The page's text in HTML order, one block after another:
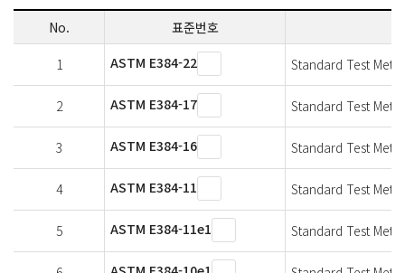
No. 표준번호
1 ASTM E384-22 Standard Test
2 ASTM E384-17 Standard Test
3 ASTM E384-16 Standard Test
4 ASTM E384-11 Standard Test
5 ASTM E384-11e1 Standard Test